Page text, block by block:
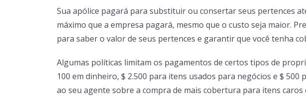
Sua apólice pagará para substituir ou consertar seus pertences
máximo que a empresa pagará, mesmo que o custo seja maior.
para saber o valor de seus pertences e garantir que você tenha
Algumas políticas limitam os pagamentos de certos tipos de
100 em dinheiro, $ 2.500 para itens usados ​​para negócios e $
ao seu agente sobre a compra de mais cobertura para itens caros